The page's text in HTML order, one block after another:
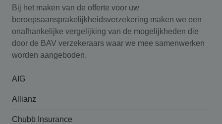
Bij het maken van de offerte voor uw
beroepsaansprakelijk­heids­verzekering maken we een
onafhankelijke vergelijking van de mogelijkheden die
door de BAV verzekeraars waar we mee samenwerken
worden aangeboden.
AIG
Allianz
Chubb Insurance